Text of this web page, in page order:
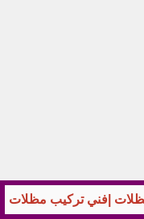
|فني تركيب مظلات